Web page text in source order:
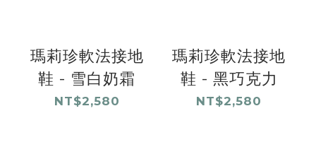
瑪莉珍軟法接地
鞋 - 雪白奶霜
NT$2,580
瑪莉珍軟法接地
鞋 - 黑巧克力
NT$2,580